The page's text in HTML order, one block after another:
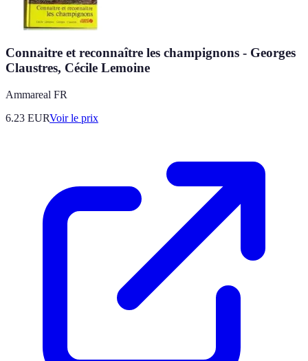
Connaitre et reconnaître les champignons - Georges
Claustres, Cécile Lemoine
Ammareal FR
6.23 EURVoir le prix